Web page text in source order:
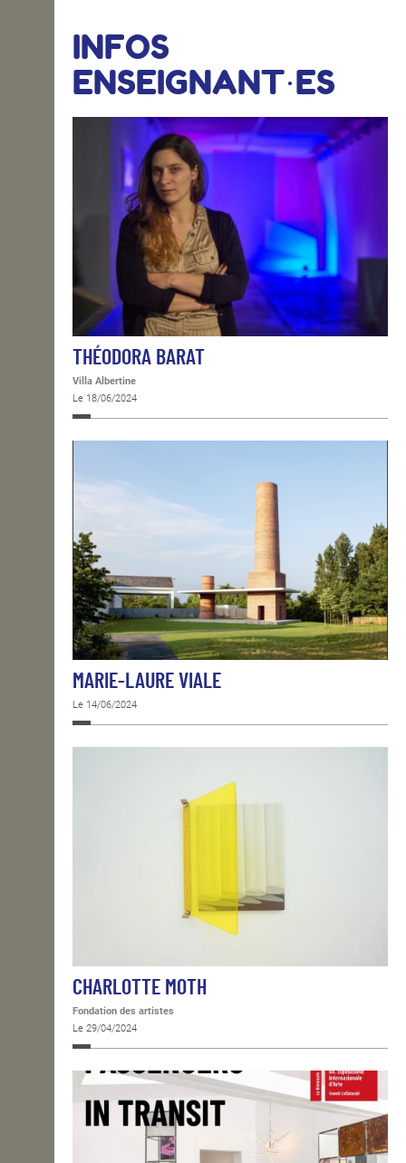
INFOS
ENSEIGNANT·ES
THÉODORA BARAT
Villa Albertine
Le 18/06/2024
MARIE-LAURE VIALE
Le 14/06/2024
CHARLOTTE MOTH
Fondation des artistes
Le 29/04/2024